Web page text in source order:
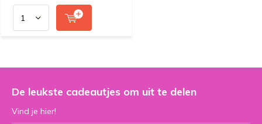
De leukste cadeautjes om uit te delen
Vind je hier!